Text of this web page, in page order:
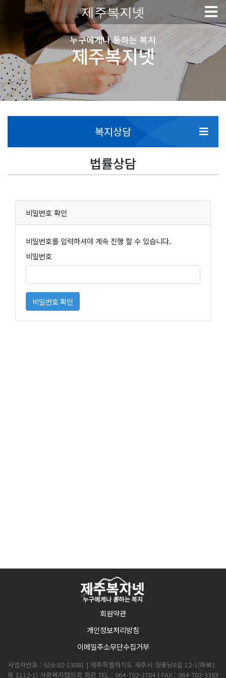
제주복지넷
누구에게나 통하는 복지
제주복지넷
복지상담
법률상담
비밀번호 확인
비밀번호를 입력하셔야 계속 진행 할 수 있습니다.
비밀번호
비밀번호 확인
회원약관
개인정보처리방침
이메일주소무단수집거부
사업자번호 : 616-82-13081 | 제주특별자치도 제주시 청풍남8길 12-1(화북1
동 1112-1) 사회복지협의회 회관 TEL : 064-702-3784 | FAX : 064-702-3383